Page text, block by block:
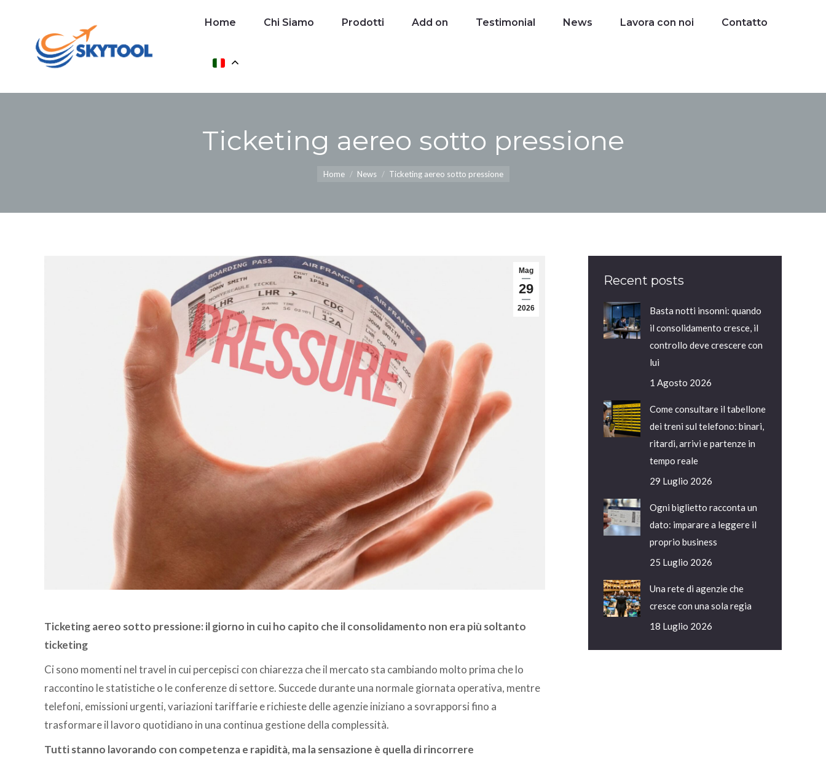
Home Chi Siamo Prodotti Add on Testimonial News Lavora con noi Contatto
Ticketing aereo sotto pressione
Home News Ticketing aereo sotto pressione
Mag
29
2026
Ticketing aereo sotto pressione: il giorno in cui ho capito che il consolidamento non era più soltanto
ticketing
Ci sono momenti nel travel in cui percepisci con chiarezza che il mercato sta cambiando molto prima che lo
raccontino le statistiche o le conferenze di settore. Succede durante una normale giornata operativa, mentre
telefoni, emissioni urgenti, variazioni tariffarie e richieste delle agenzie iniziano a sovrapporsi fino a
trasformare il lavoro quotidiano in una continua gestione della complessità.
Tutti stanno lavorando con competenza e rapidità, ma la sensazione è quella di rincorrere
Recent posts
Basta notti insonni: quando
il consolidamento cresce, il
controllo deve crescere con
lui
1 Agosto 2026
Come consultare il tabellone
dei treni sul telefono: binari,
ritardi, arrivi e partenze in
tempo reale
29 Luglio 2026
Ogni biglietto racconta un
dato: imparare a leggere il
proprio business
25 Luglio 2026
Una rete di agenzie che
cresce con una sola regia
18 Luglio 2026
Home Chi Siamo Prodotti Add on Testimonial News Lavora con noi
Contatto